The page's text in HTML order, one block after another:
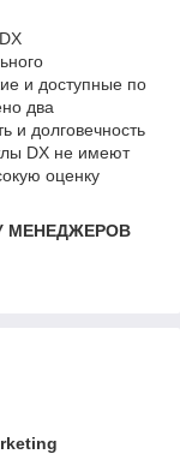
и доступные по
два
и долговечность
DX не имеют
оценку
МЕНЕДЖЕРОВ